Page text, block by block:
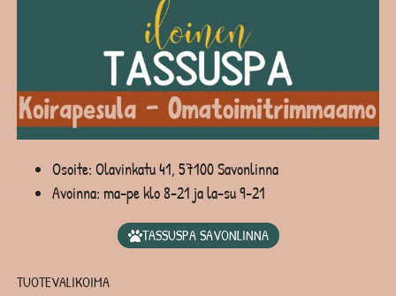
Osoite: Olavinkatu 41, 57100 Savonlinna
Avoinna: ma-pe klo 8-21 ja la-su 9-21
TASSUSPA SAVONLINNA
TUOTEVALIKOIMA